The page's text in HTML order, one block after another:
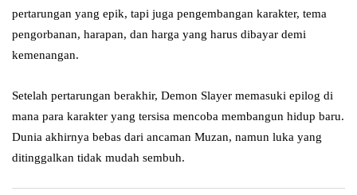
pertarungan yang epik, tapi juga pengembangan karakter, tema
pengorbanan, harapan, dan harga yang harus dibayar demi
kemenangan.
Setelah pertarungan berakhir, Demon Slayer memasuki epilog di
mana para karakter yang tersisa mencoba membangun hidup baru.
Dunia akhirnya bebas dari ancaman Muzan, namun luka yang
ditinggalkan tidak mudah sembuh.